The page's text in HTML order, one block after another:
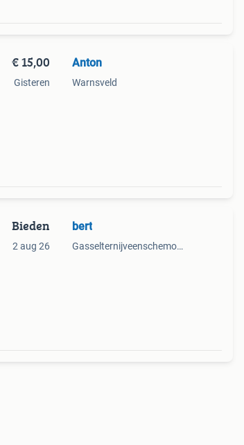
€ 15,00
Gisteren
Anton
Warnsveld
Bieden
2 aug 26
bert
Gasselternijveenschemond